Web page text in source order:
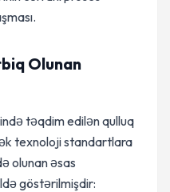
Olunan
təqdim edilən qulluq
texnoloji standartlara
olunan əsas
göstərilmişdir: